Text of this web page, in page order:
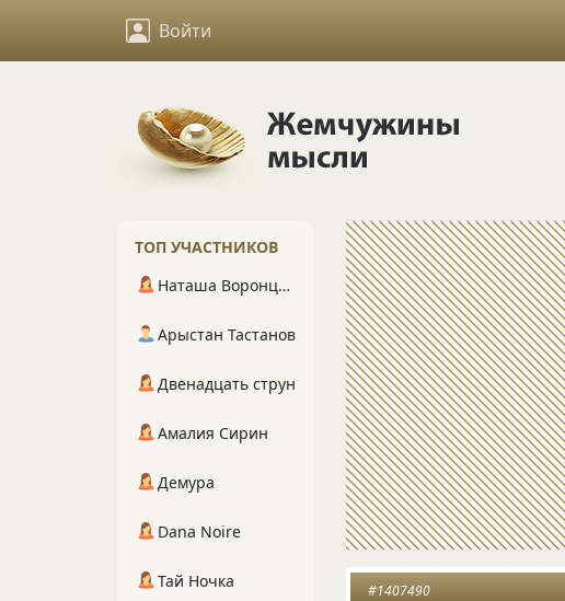
Войти
#1407490
ТОП УЧАСТНИКОВ
Наташа Воронцова
Арыстан Тастанов
Двенадцать струн
Амалия Сирин
Демура
Dana Noire
Тай Ночка